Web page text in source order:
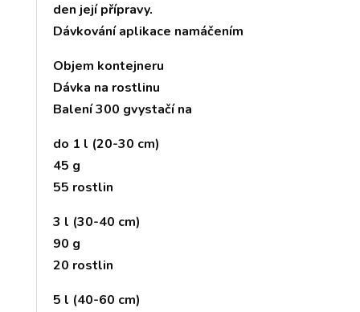
den její přípravy.
Dávkování aplikace namáčením
Objem kontejneru
Dávka na rostlinu
Balení 300 gvystačí na
do 1 l (20-30 cm)
45 g
55 rostlin
3 l (30-40 cm)
90 g
20 rostlin
5 l (40-60 cm)